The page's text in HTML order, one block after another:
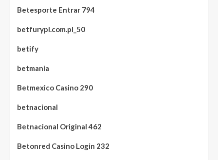
Betesporte Entrar 794
betfurypl.com.pl_50
betify
betmania
Betmexico Casino 290
betnacional
Betnacional Original 462
Betonred Casino Login 232